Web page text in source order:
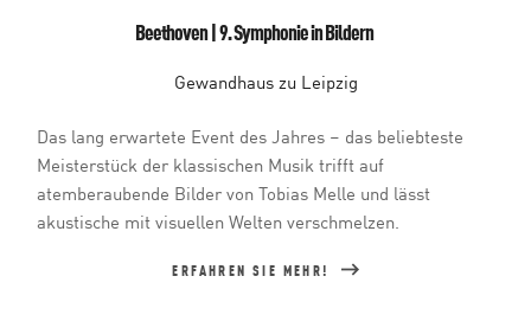
Beethoven | 9. Symphonie in Bildern
Gewandhaus zu Leipzig
Das lang erwartete Event des Jahres – das beliebteste
Meisterstück der klassischen Musik trifft auf
atemberaubende Bilder von Tobias Melle und lässt
akustische mit visuellen Welten verschmelzen.
ERFAHREN SIE MEHR!